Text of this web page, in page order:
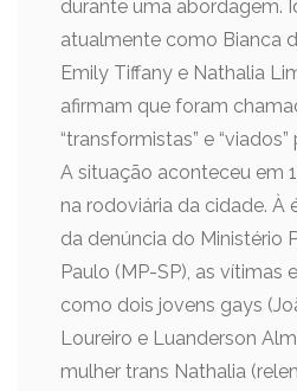
durante uma abordagem.
atualmente como Bianca
Emily Tiffany e Nathalia
afirmam que foram
“transformistas” e
A situação aconteceu em
na rodoviária da cidade. À
da denúncia do Ministério
Paulo (MP-SP), as vítimas
como dois jovens gays
Loureiro e Luanderson
mulher trans Nathalia